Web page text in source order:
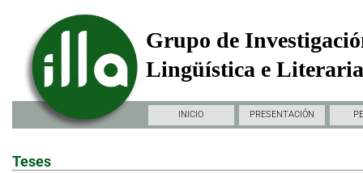
Grupo de
Lingüística e
INICIO PRESENTACIÓN
Teses